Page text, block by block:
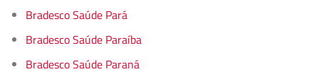
Bradesco Saúde Pará
Bradesco Saúde Paraíba
Bradesco Saúde Paraná